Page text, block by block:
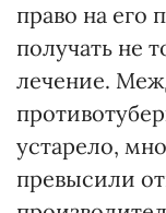
право на его
получать не
лечение.
устарело,
превысили